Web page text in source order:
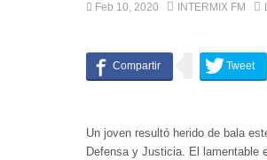
Feb 10, 2020 INTERMIX FM
Un joven resultó herido de bala
Defensa y Justicia. El lamentable